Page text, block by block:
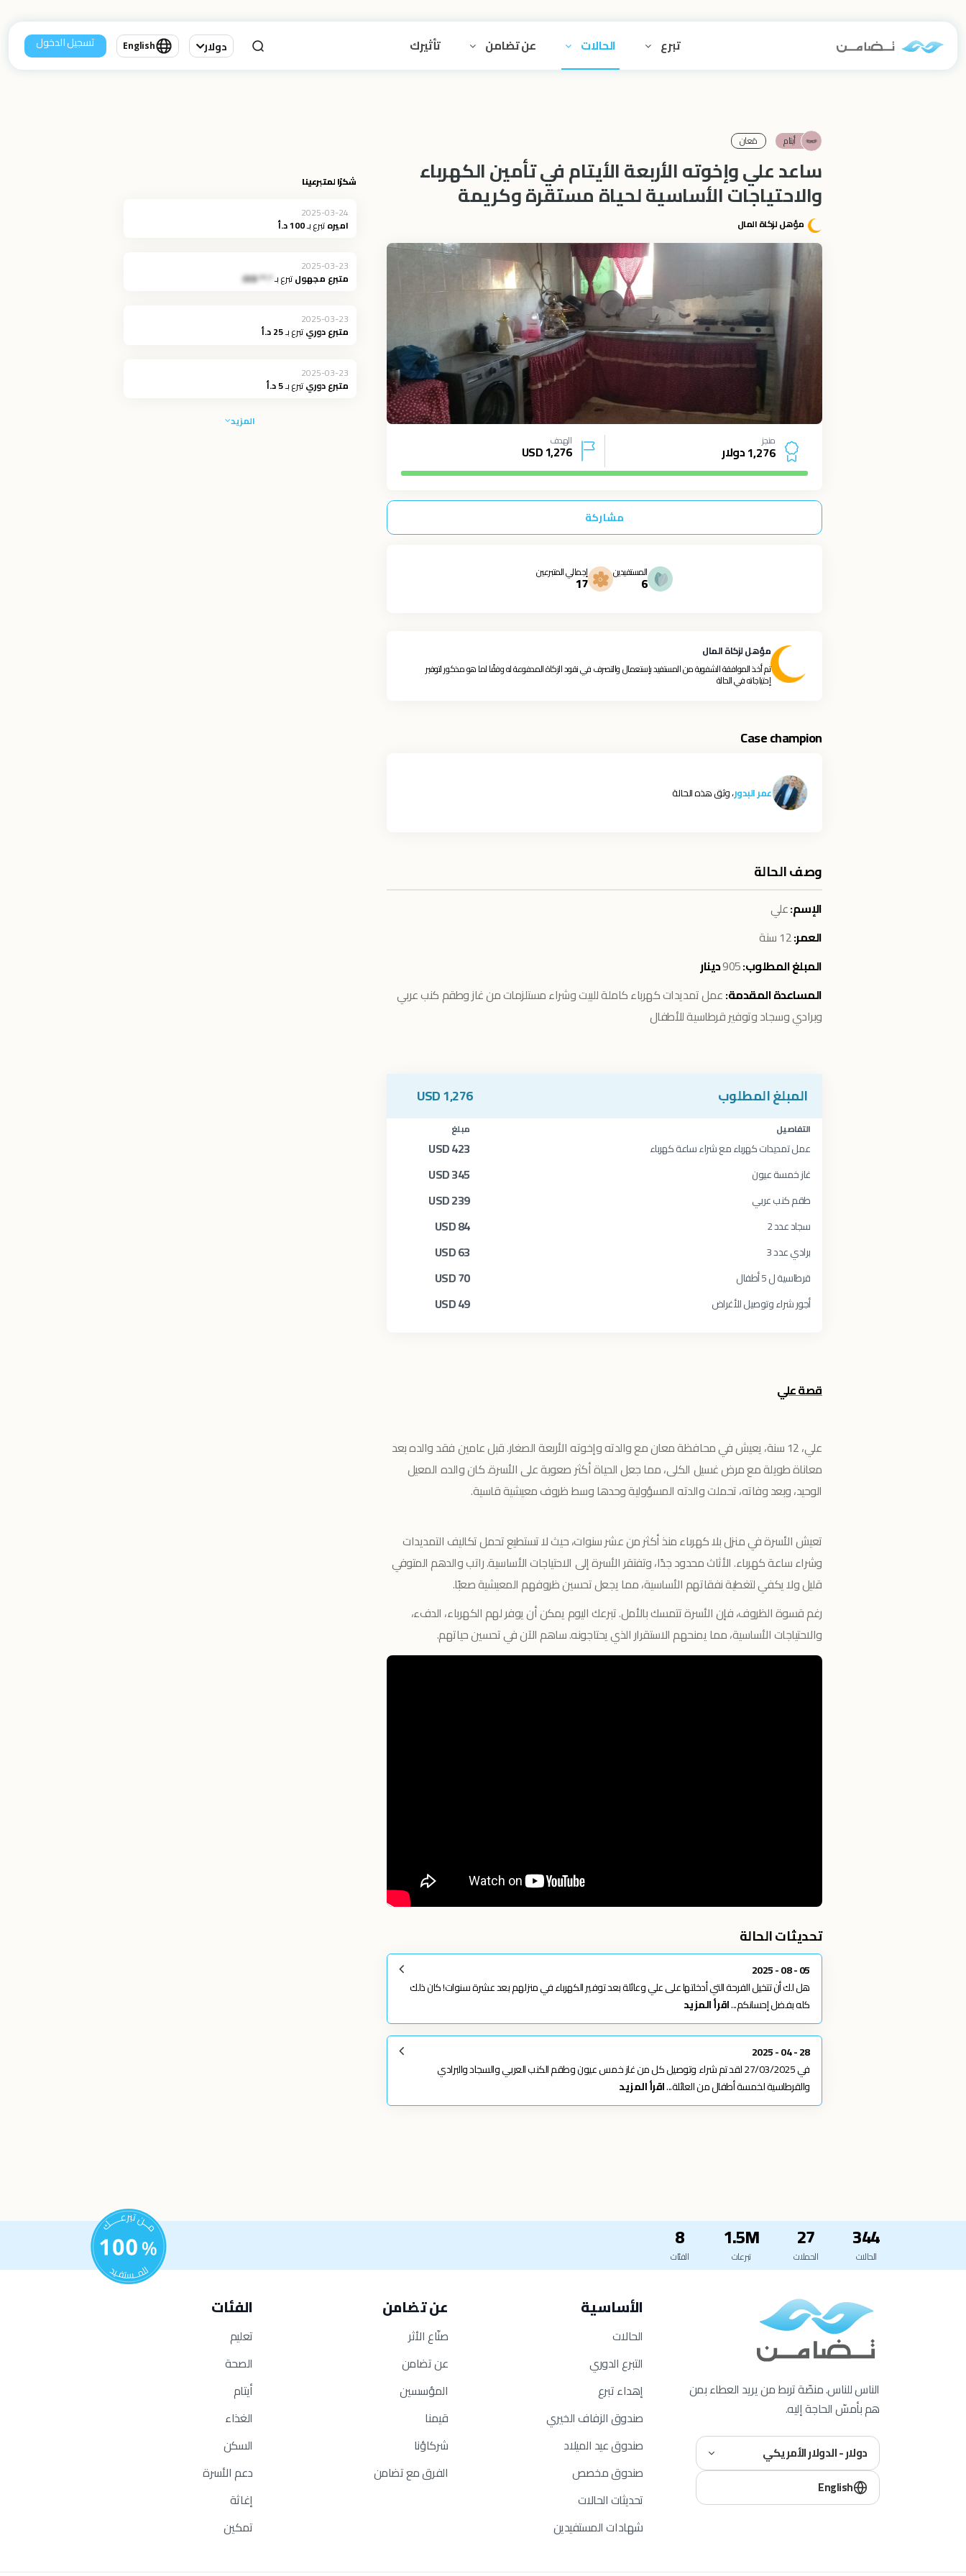
تبرع الحالات عن تضامن تأثيرك دولار English تسجيل الدخول
أيتام مَعان‎
ساعد علي وإخوته الأربعة الأيتام في تأمين الكهرباء
والاحتياجات الأساسية لحياة مستقرة وكريمة
مؤهل لزكاة المال
منجز
1,276 دولار
الهدف
1,276
USD
مشاركة
المستفيدين
6
إجمالي المتبرعين
17
مؤهل لزكاة المال
تم أخذ الموافقة الشفوية من المستفيد بإستعمال والتصرف في نقود الزكاة المدفوعة له وفقًا لما هو مذكور لتوفير
إحتياجاته في الحالة
Case champion
عمر البدور، وثق هذه الحالة
وصف الحالة
الإسم:علي
العمر:12 سنة
المبلغ المطلوب:905دينار
المساعدة المقدمة:عمل تمديدات كهرباء كاملة للبيت وشراء مستلزمات من غاز وطقم كنب عربي
وبرادي وسجاد وتوفير قرطاسية للأطفال
المبلغ المطلوب 1,276
USD
التفاصيل مبلغ
عمل تمديدات كهرباء مع شراء ساعة كهرباء 423
USD
غاز خمسة عيون 345
USD
طقم كنب عربي 239
USD
سجاد عدد 2 84
USD
برادي عدد 3 63
USD
قرطاسية ل 5 أطفال 70
USD
أجور شراء وتوصيل للأغراض 49
USD
قصة علي
علي، 12 سنة، يعيش في محافظة معان مع والدته وإخوته الأربعة الصغار. قبل عامين فقد والده بعد
معاناة طويلة مع مرض غسيل الكلى، مما جعل الحياة أكثر صعوبة على الأسرة. كان والده المعيل
الوحيد، وبعد وفاته، تحملت والدته المسؤولية وحدها وسط ظروف معيشية قاسية.
تعيش الأسرة في منزل بلا كهرباء منذ أكثر من عشر سنوات، حيث لا تستطيع تحمل تكاليف التمديدات
وشراء ساعة كهرباء. الأثاث محدود جدًا، وتفتقر الأسرة إلى الاحتياجات الأساسية. راتب والدهم المتوفي
قليل ولا يكفي لتغطية نفقاتهم الأساسية، مما يجعل تحسين ظروفهم المعيشية صعبًا.
رغم قسوة الظروف، فإن الأسرة تتمسك بالأمل. تبرعك اليوم يمكن أن يوفر لهم الكهرباء، الدفء،
والاحتياجات الأساسية، مما يمنحهم الاستقرار الذي يحتاجونه. ساهم الآن في تحسين حياتهم.
تحديثات الحالة
05 - 08 - 2025
هل لك أن تتخيل الفرحة التي أدخلتها على علي وعائلة بعد توفير الكهرباء في منزلهم بعد عشرة سنوات! كان ذلك
كله بفضل إحسانكم...اقرأ المزيد
28 - 04 - 2025
في 27/03/2025 لقد تم شراء وتوصيل كل من غاز خمس عيون وطقم الكنب العربي والسجاد والبرادي
والقرطاسية لخمسة أطفال من العائلة...اقرأ المزيد
شكرًا لمتبرعينا
2025-03-24
اميرهتبرع بـ100 د.أ
2025-03-23
متبرع مجهولتبرع بـ*.** JOD
2025-03-23
متبرع دوريتبرع بـ25 د.أ
2025-03-23
متبرع دوريتبرع بـ5 د.أ
المزيد
344
الحالات
27
الحملات
1.5M
تبرعات
8
الفئات
الناس للناس. منصّة تربط من يريد العطاء بمن
هم بأمسّ الحاجة إليه.
دولار - الدولار الأمريكي
English
الأساسية
الحالات
التبرع الدوري
إهداء تبرع
صندوق الزفاف الخيري
صندوق عيد الميلاد
صندوق مخصص
تحديثات الحالات
شهادات المستفيدين
عن تضامن
صنّاع الأثر
عن تضامن
المؤسسين
قيمنا
شركاؤنا
الفرق مع تضامن
الفئات
تعليم
الصحة
أيتام
الغذاء
السكن
دعم الأسرة
إغاثة
تمكين